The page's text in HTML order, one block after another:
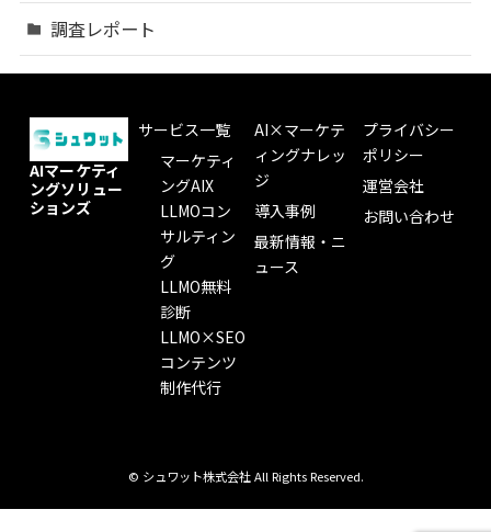
調査レポート
AIマーケティ
ングソリュー
ションズ
サービス一覧
マーケティ
ングAIX
LLMOコン
サルティン
グ
LLMO無料
診断
LLMO×SEO
コンテンツ
制作代行
AI×マーケテ
ィングナレッ
ジ
導入事例
最新情報・ニ
ュース
プライバシー
ポリシー
運営会社
お問い合わせ
© シュワット株式会社 All Rights Reserved.